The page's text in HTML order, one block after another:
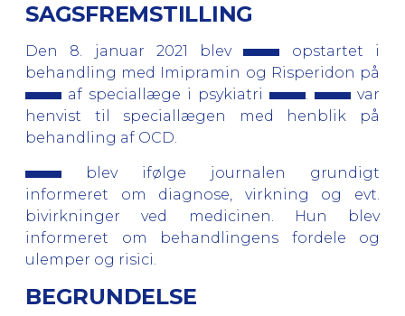
SAGSFREMSTILLING
Den 8. januar 2021 blev
opstartet i
behandling med Imipramin og Risperidon på
af speciallæge i psykiatri
.
var
henvist til speciallægen med henblik på
behandling af OCD.
blev ifølge journalen grundigt
informeret om diagnose, virkning og evt.
bivirkninger ved medicinen. Hun blev
informeret om behandlingens fordele og
ulemper og risici.
BEGRUNDELSE